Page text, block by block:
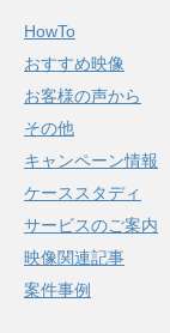
HowTo
おすすめ映像
お客様の声から
その他
キャンペーン情報
ケーススタディ
サービスのご案内
映像関連記事
案件事例